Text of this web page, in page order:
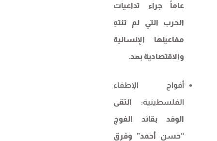
عاماً جراء تداعيات
الحرب التي لم تنتهِ
مفاعيلها الإنسانية
والاقتصادية بعد.
أفواج الإطفاء
الفلسطينية:التقى
الوفد بقائد الفوج
“حسن أحمد” وفرق